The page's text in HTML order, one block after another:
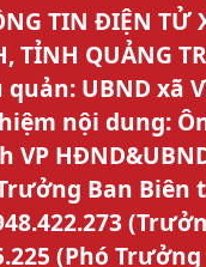
TIN ĐIỆN TỬ
TỈNH QUẢNG
quản: UBND xã
nội dung:
VP
Ban Biên
(Phó